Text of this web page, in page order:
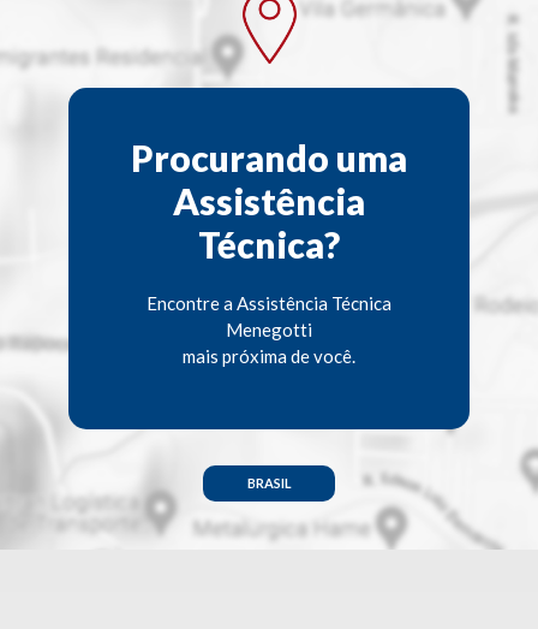
Procurando uma
Assistência
Técnica?
Encontre a Assistência Técnica
Menegotti
mais próxima de você.
BRASIL